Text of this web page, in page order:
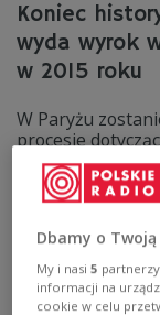
Koniec
wyda wyrok
w 2015 roku
W Paryżu
procesie
przez
w 2015 roku.
za współudział
czasu drugiej
Zobacz więcej na
terroryzm
Dbamy o
My i nasi5
informacji na
cookie w celu